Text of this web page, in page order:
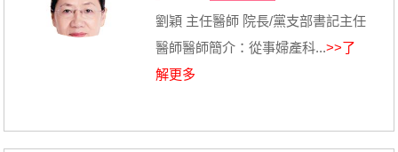
劉穎 主任醫師 院長/黨支部書記主任
醫師醫師簡介：從事婦產科...>>了
解更多